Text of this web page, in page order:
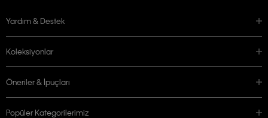
Yardım & Destek
Koleksiyonlar
Öneriler & İpuçları
Popüler Kategorilerimiz